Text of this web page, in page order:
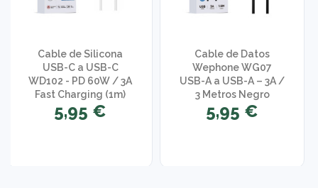
Cable de Silicona
USB-C a USB-C
WD102 - PD 60W / 3A
Fast Charging (1m)
5,95 €
Cable de Datos
Wephone WG07
USB-A a USB-A – 3A /
3 Metros Negro
5,95 €